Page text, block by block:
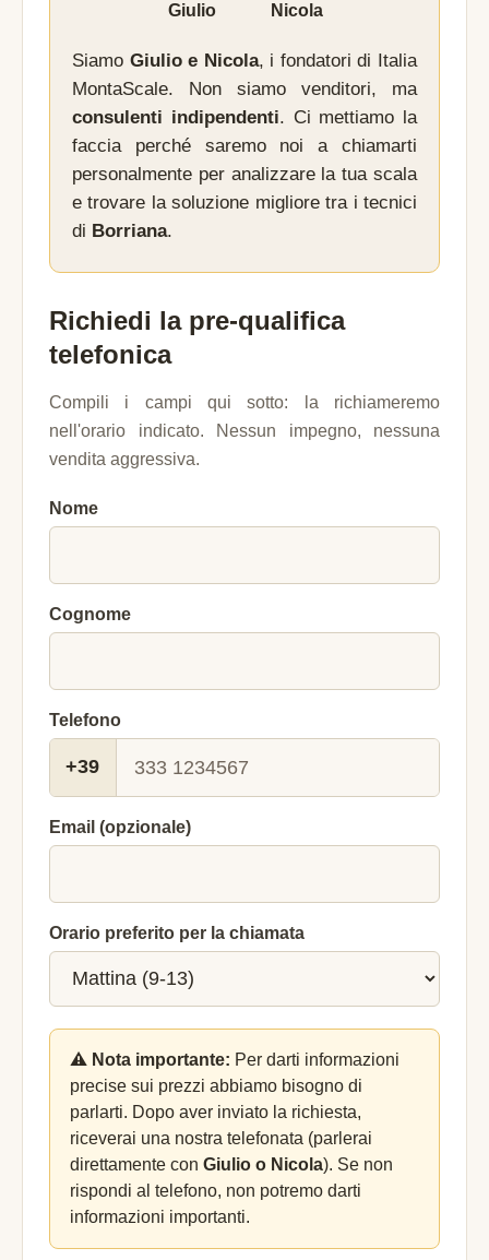
Giulio Nicola
Siamo Giulio e Nicola, i fondatori di Italia
MontaScale. Non siamo venditori, ma
consulenti indipendenti. Ci mettiamo la
faccia perché saremo noi a chiamarti
personalmente per analizzare la tua scala
e trovare la soluzione migliore tra i tecnici
di Borriana.
Richiedi la pre-qualifica
telefonica
Compili i campi qui sotto: la richiameremo
nell'orario indicato. Nessun impegno, nessuna
vendita aggressiva.
Nome
Cognome
Telefono
+39
Email (opzionale)
Orario preferito per la chiamata
⚠️ Nota importante: Per darti informazioni
precise sui prezzi abbiamo bisogno di
parlarti. Dopo aver inviato la richiesta,
riceverai una nostra telefonata (parlerai
direttamente con Giulio o Nicola). Se non
rispondi al telefono, non potremo darti
informazioni importanti.